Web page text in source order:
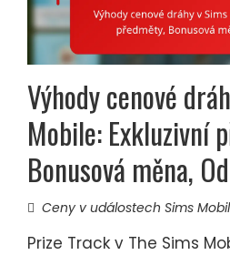
Výhody cenové
Mobile: Exkluzivní
Bonusová měna,
Ceny v událostech Sims
Prize Track v The Sims